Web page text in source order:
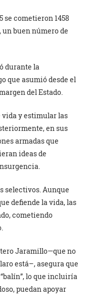
se cometieron 1458
buen número de
durante la
que asumió desde el
del Estado.
vida y estimular las
en sus
armadas que
ideas de
selectivos. Aunque
defiende la vida, las
cometiendo
Jaramillo—que no
está–, asegura que
lo que incluiría
puedan apoyar